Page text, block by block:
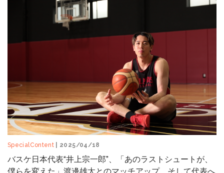
SpecialContent | 2025/04/18
バスケ日本代表“井上宗一郎”、「あのラストシュートが、